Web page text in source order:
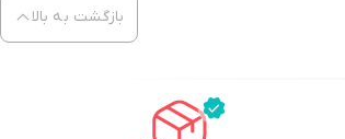
بازگشت به بالا